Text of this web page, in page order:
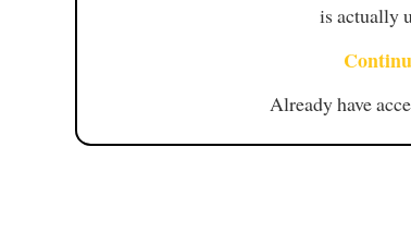
is actually
Already have